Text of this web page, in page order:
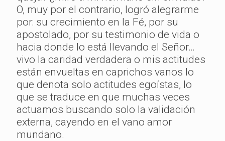
O, muy por el contrario, logró alegrarme
por: su crecimiento en la Fé, por su
apostolado, por su testimonio de vida o
hacia donde lo está llevando el Señor…
vivo la caridad verdadera o mis actitudes
están envueltas en caprichos vanos lo
que denota solo actitudes egoístas, lo
que se traduce en que muchas veces
actuamos buscando solo la validación
externa, cayendo en el vano amor
mundano.